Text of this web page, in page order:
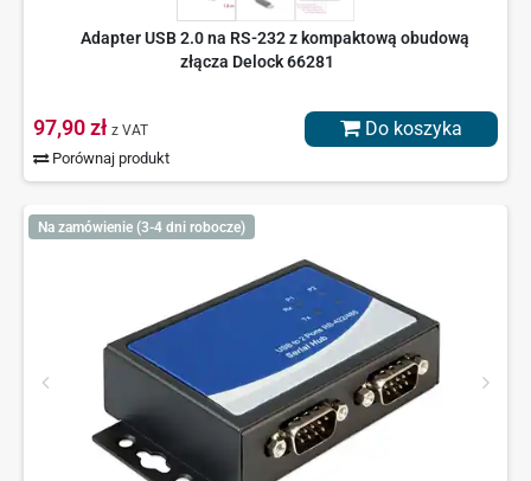
Adapter USB 2.0 na RS-232 z kompaktową obudową
złącza Delock 66281
97,90 zł z VAT
Porównaj produkt
Do koszyka
Na zamówienie (3-4 dni robocze)